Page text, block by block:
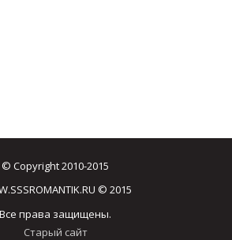
© Copyright 2010-2015
© 2015
Все права защищены.
Старый сайт